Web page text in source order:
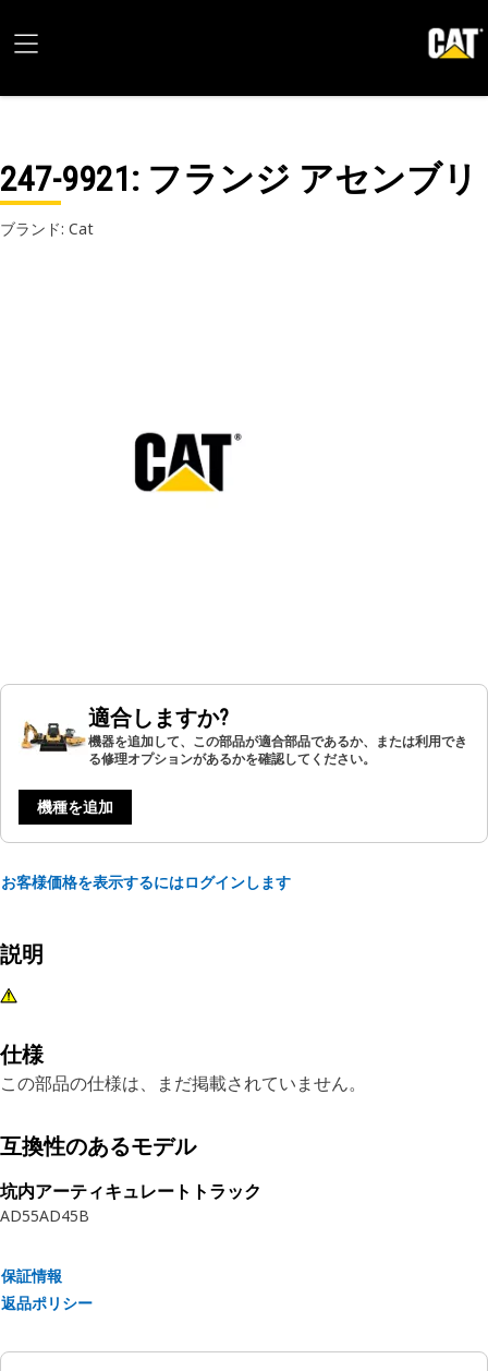
247-9921: フランジ アセンブリ
ブランド: Cat
適合しますか?
機器を追加して、この部品が適合部品であるか、または利用でき
る修理オプションがあるかを確認してください。
機種を追加
お客様価格を表示するにはログインします
説明
仕様
この部品の仕様は、まだ掲載されていません。
互換性のあるモデル
坑内アーティキュレートトラック
AD55AD45B
保証情報
返品ポリシー